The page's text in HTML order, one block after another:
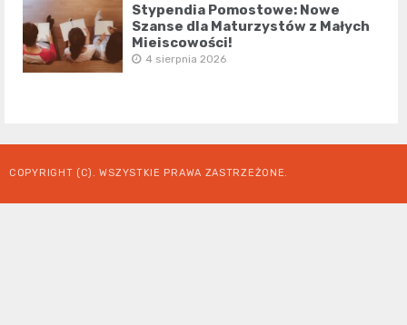
Stypendia Pomostowe: Nowe
Szanse dla Maturzystów z Małych
Miejscowości!
4 sierpnia 2026
COPYRIGHT (C). WSZYSTKIE PRAWA ZASTRZEŻONE.